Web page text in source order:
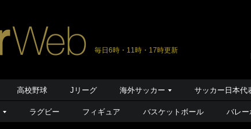
毎日6時・11時・17時更新
高校野球 Jリーグ 海外サッカー サッカー日本代
ラグビー フィギュア バスケットボール バレー